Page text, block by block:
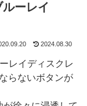
ーレイ
2024.08.30
レイディスクレ
らないボタンが